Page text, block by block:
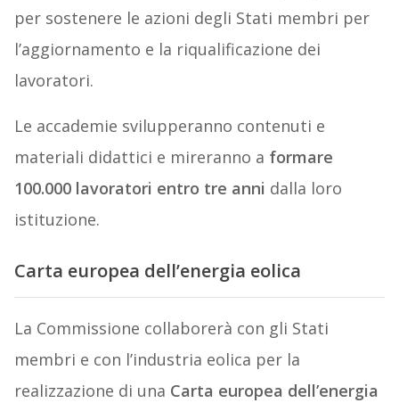
per sostenere le azioni degli Stati membri per
l’aggiornamento e la riqualificazione dei
lavoratori.
Le accademie svilupperanno contenuti e
materiali didattici e mireranno a formare
100.000 lavoratori entro tre anni dalla loro
istituzione.
Carta europea dell’energia eolica
La Commissione collaborerà con gli Stati
membri e con l’industria eolica per la
realizzazione di una Carta europea dell’energia